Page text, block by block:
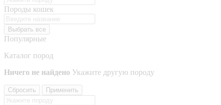
Породы кошек
Выбрать все
Популярные
Каталог пород
Ничего не найдено Укажите другую породу
Сбросить Применить